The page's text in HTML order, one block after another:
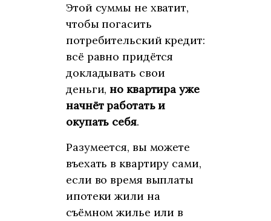
Этой суммы не хватит,
чтобы погасить
потребительский кредит:
всё равно придётся
докладывать свои
деньги, но квартира уже
начнёт работать и
окупать себя.
Разумеется, вы можете
въехать в квартиру сами,
если во время выплаты
ипотеки жили на
съёмном жилье или в